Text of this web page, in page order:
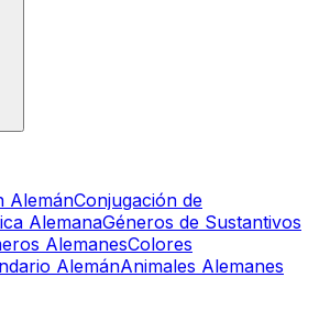
AlemánConjugación de
AlemanaGéneros de Sustantivos
AlemanesColores
AlemánAnimales Alemanes